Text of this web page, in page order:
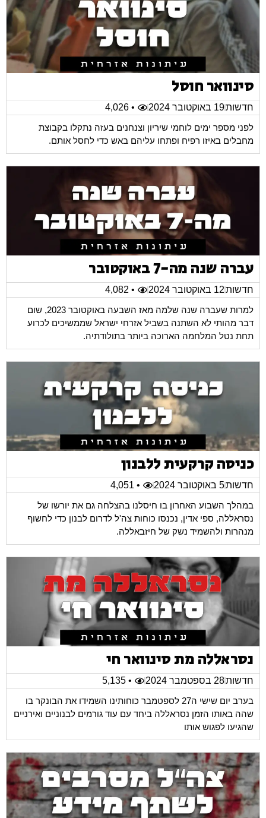
סינוואר חוסל
חדשות19 באוקטובר 2024
• 4,026
לפני מספר ימים לוחמי שיריון וצנחנים בעזה נתקלו בקבוצת
מחבלים באיזו רפיח ופתחו עליהם באש כדי לחסל אותם.
עברה שנה מה-7 באוקטובר
חדשות12 באוקטובר 2024
• 4,082
למרות שעברה שנה שלמה מאז השבעה באוקטובר 2023, שום
דבר מהותי לא השתנה בשביל אזרחי ישראל שממשיכים לכרוע
תחת נטל המלחמה הארוכה ביותר בתולודתיה.
כניסה קרקעית ללבנון
חדשות5 באוקטובר 2024
• 4,051
במהלך השבוע האחרון בו חיסלנו בהצלחה גם את יורשו של
נסראללה, ספי אדין, נכנסו כוחות צה'ל לדרום לבנון כדי לחשוף
מנהרות ולהשמיד נשק של חיזבאללה.
נסראללה מת סינוואר חי
חדשות28 בספטמבר 2024
• 5,135
בערב יום שישי ה27 לספטמבר כוחותינו השמידו את הבונקר בו
שהה באותו הזמן נסראללה ביחד עם עוד גורמים לבנוניים ואירניים
שהגיעו לפגוש אותו